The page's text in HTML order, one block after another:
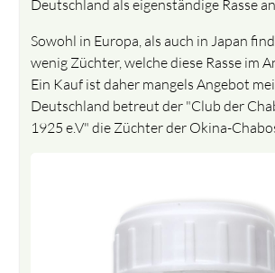
Deutschland als eigenständige Rasse
Sowohl in Europa, als auch in Japan
wenig Züchter, welche diese Rasse im
Ein Kauf ist daher mangels Angebot
Deutschland betreut der "Club der
1925 e.V" die Züchter der Okina-